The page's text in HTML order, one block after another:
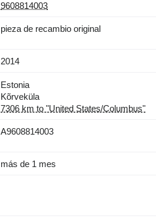
9608814003
pieza de recambio original
2014
Estonia
Kõrveküla
7306 km to "United States/Columbus"
A9608814003
más de 1 mes